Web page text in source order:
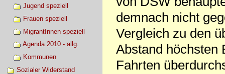
Jugend speziell
Frauen speziell
MigrantInnen speziell
Agenda 2010 - allg.
Kommunen
Sozialer Widerstand
demnach nicht
Vergleich zu den
Abstand höchsten
Fahrten